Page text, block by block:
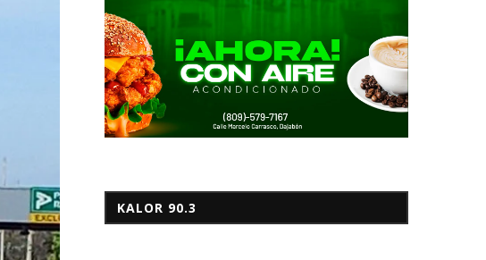
KALOR 90.3